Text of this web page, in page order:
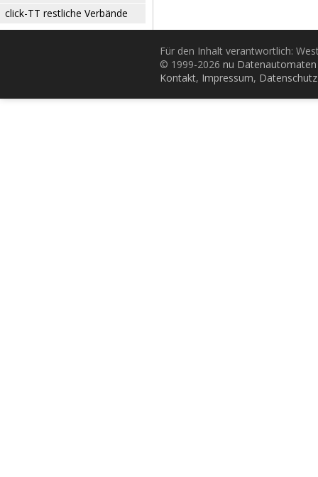
click-TT restliche Verbände
Für den Inhalt verantwortlich:
© 1999-2026 nu
Kontakt, Impressum, Datenschutz